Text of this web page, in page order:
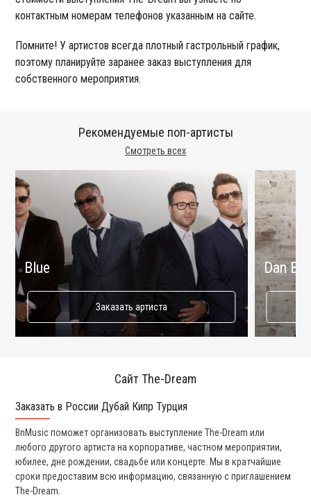
контактным номерам телефонов указанным на сайте.
Помните! У артистов всегда плотный гастрольный график,
поэтому планируйте заранее заказ выступления для
собственного мероприятия.
Смотреть всех
Рекомендуемые поп-артисты
Blue
Заказать артиста
Dan
Сайт The-Dream
Заказать в России Дубай Кипр Турция
BnMusic поможет организовать выступление The-Dream или
любого другого артиста на корпоративе, частном мероприятии,
юбилее, дне рождении, свадьбе или концерте. Мы в кратчайшие
сроки предоставим всю информацию, связанную с приглашением
The-Dream.